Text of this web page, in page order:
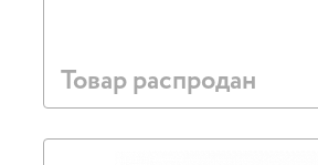
Товар распродан